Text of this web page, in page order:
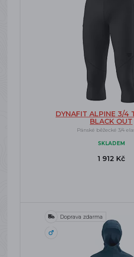
DYNAFIT ALPINE 3/4
BLACK OUT
Pánské běžecké 3/4
SKLADEM
1 912 Kč
Doprava zdarma